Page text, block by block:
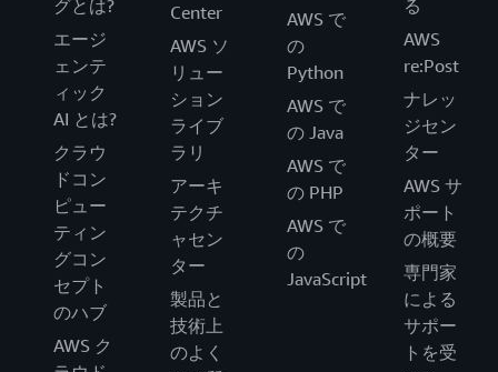
グとは?
エージ
ェンテ
ィック
AI とは?
クラウ
ドコン
ピュー
ティン
グコン
セプト
のハブ
AWS ク
Center
AWS ソ
リュー
ション
ライブ
ラリ
アーキ
テクチ
ャセン
ター
製品と
技術上
のよく
AWS で
の
Python
AWS で
の Java
AWS で
の PHP
AWS で
の
JavaScript
る
AWS
re:Post
ナレッ
ジセン
ター
AWS サ
ポート
の概要
専門家
による
サポー
トを受